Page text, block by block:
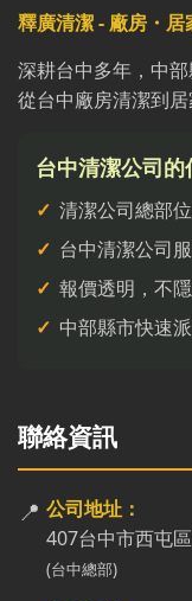
釋廣清潔 - 廠房・
深耕台中多年，中
從台中廠房清潔到
台中清潔公司
清潔公司總部
台中清潔公司
報價透明，不
中部縣市快速
聯絡資訊
📍 公司地址：
407台中市西屯
(台中總部)